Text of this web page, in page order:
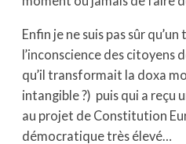
Enfin je ne suis pas sûr
l’inconscience des citoyens
qu’il transformait la doxa
intangible ?) puis qui a reçu
au projet de Constitution
démocratique très élevé…